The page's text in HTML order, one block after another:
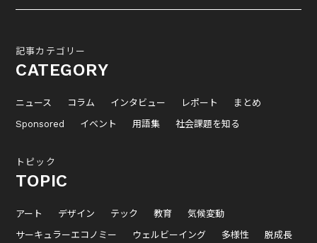
記事カテゴリー
CATEGORY
ニュース コラム インタビュー レポート
まとめ
Sponsored
イベント 用語集 社会課題を知る
トピック
TOPIC
アート デザイン テック 教育
気候変動
サーキュラーエコノミー
ウェルビーイング 多様性 脱成長